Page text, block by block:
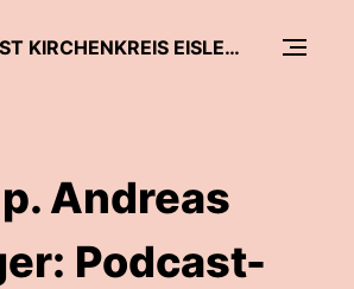
PODCAST KIRCHENKREIS EISLEBEN-SÖMMERDA
Andreas
Podcast-